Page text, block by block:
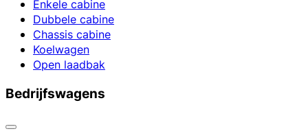
Enkele cabine
Dubbele cabine
Chassis cabine
Koelwagen
Open laadbak
Bedrijfswagens